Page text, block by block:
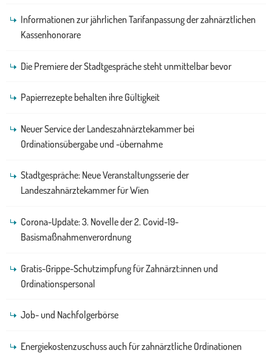
Informationen zur jährlichen Tarifanpassung der zahnärztlichen
Kassenhonorare
Die Premiere der Stadtgespräche steht unmittelbar bevor
Papierrezepte behalten ihre Gültigkeit
Neuer Service der Landeszahnärztekammer bei
Ordinationsübergabe und -übernahme
Stadtgespräche: Neue Veranstaltungsserie der
Landeszahnärztekammer für Wien
Corona-Update: 3. Novelle der 2. Covid-19-
Basismaßnahmenverordnung
Gratis-Grippe-Schutzimpfung für Zahnärzt:innen und
Ordinationspersonal
Job- und Nachfolgerbörse
Energiekostenzuschuss auch für zahnärztliche Ordinationen